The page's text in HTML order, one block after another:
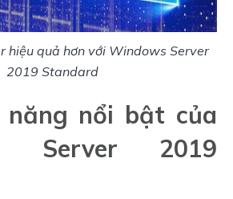
hiệu quả hơn với Windows Server
2019 Standard
năng nổi bật của
Server 2019